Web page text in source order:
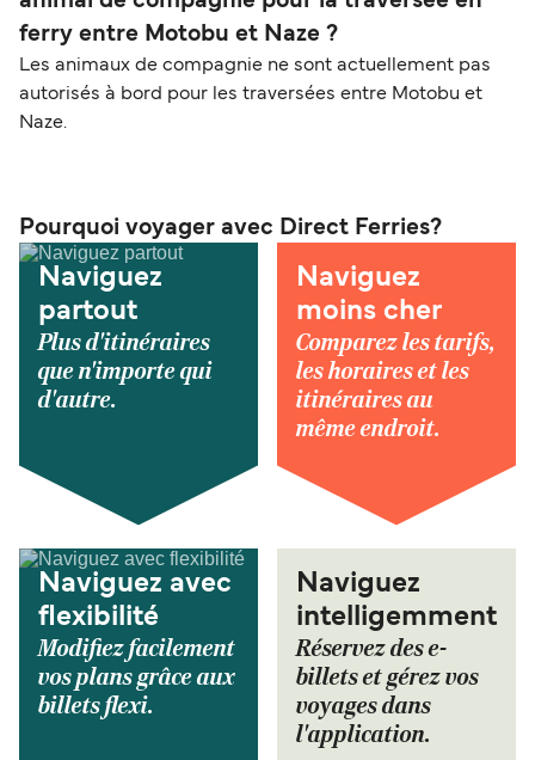
ferry entre Motobu et Naze ?
Les animaux de compagnie ne sont actuellement pas
autorisés à bord pour les traversées entre Motobu et
Naze.
Pourquoi voyager avec Direct Ferries?
Naviguez
partout
Plus d'itinéraires
que n'importe qui
d'autre.
Naviguez
moins cher
Comparez les tarifs,
les horaires et les
itinéraires au
même endroit.
Naviguez avec
flexibilité
Modifiez facilement
vos plans grâce aux
billets flexi.
Naviguez
intelligemment
Réservez des e-
billets et gérez vos
voyages dans
l'application.